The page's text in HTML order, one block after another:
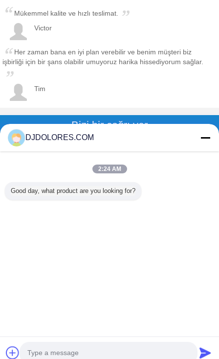
Mükemmel kalite ve hızlı teslimat.
Victor
Her zaman bana en iyi plan verebilir ve benim müşteri biz
işbirliği için bir şans olabilir umuyoruz harika hissediyorum sağlar.
Tim
Bizi bir çağrı ver
Tüm ürünler
Developed by
DJDOLORES.COM
2:24 AM
Good day, what product are you looking for?